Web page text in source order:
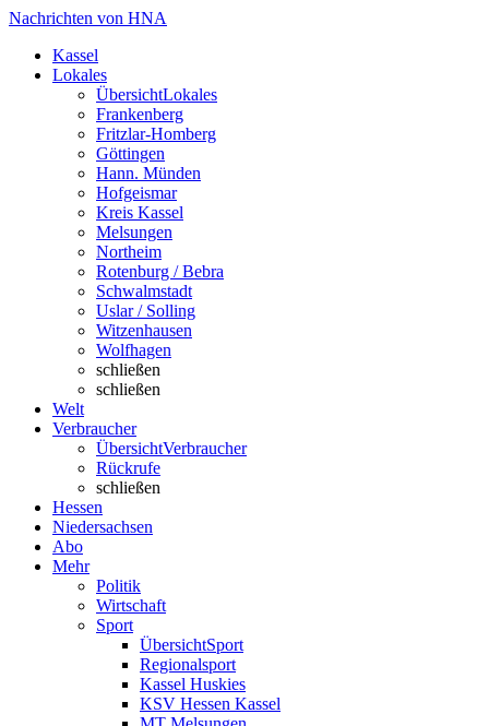
Nachrichten von HNA
Kassel
Lokales
ÜbersichtLokales
Frankenberg
Fritzlar-Homberg
Göttingen
Hann. Münden
Hofgeismar
Kreis Kassel
Melsungen
Northeim
Rotenburg / Bebra
Schwalmstadt
Uslar / Solling
Witzenhausen
Wolfhagen
schließen
schließen
Welt
Verbraucher
ÜbersichtVerbraucher
Rückrufe
schließen
Hessen
Niedersachsen
Abo
Mehr
Politik
Wirtschaft
Sport
ÜbersichtSport
Regionalsport
Kassel Huskies
KSV Hessen Kassel